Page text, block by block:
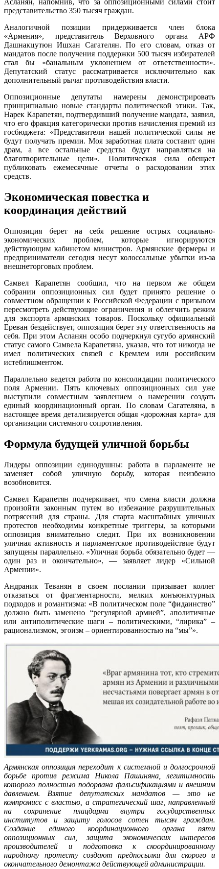
Асланян, напомнив, что за оппозиционными силами стоит
представительство 350 тысяч граждан.
Аналогичной позиции придерживается член блока
«Армения», представитель Верховного органа АРФ
Дашнакцутюн Ишхан Сагателян. По его словам, отказ от
мандатов после получения поддержки 500 тысяч избирателей
стал бы «банальным уклонением от ответственности».
Депутатский статус рассматривается исключительно как
дополнительный рычаг противодействия власти.
Оппозиционные депутаты намерены демонстрировать
принципиально новые стандарты политической этики. Так,
Нарек Карапетян, подтвердивший получение мандата, заявил,
что его фракция категорически против начисления премий из
госбюджета: «Представители нашей политической силы не
будут получать премии. Моя заработная плата составит один
драм, а все остальные средства будут направляться на
благотворительные цели». Политическая сила обещает
публиковать ежемесячные отчеты о расходовании этих
средств.
Экономическая повестка и
координация действий
Оппозиция берет на себя решение острых социально-
экономических проблем, которые игнорируются
действующим кабинетом министров. Армянские фермеры и
предприниматели сегодня несут колоссальные убытки из-за
внешнеторговых проблем.
Самвел Карапетян сообщил, что на первом же общем
собрании оппозиционных сил будет принято решение о
совместном обращении к Российской Федерации с призывом
пересмотреть действующие ограничения и облегчить режим
для экспорта армянских товаров. Поскольку официальный
Ереван бездействует, оппозиция берет эту ответственность на
себя. При этом Асланян особо подчеркнул сугубо армянский
статус самого Самвела Карапетяна, указав, что тот никогда не
имел политических связей с Кремлем или российским
истеблишментом.
Параллельно ведется работа по консолидации политического
поля Армении. Пять ключевых оппозиционных сил уже
выступили совместным заявлением о намерении создать
единый координационный орган. По словам Сагателяна, в
настоящее время детализируется общая «дорожная карта» для
организации системного сопротивления.
Формула будущей уличной борьбы
Лидеры оппозиции единодушны: работа в парламенте не
заменяет собой уличную борьбу, которая неизбежно
возобновится.
Самвел Карапетян подчеркивает, что смена власти должна
произойти законным путем во избежание разрушительных
потрясений для страны. Для старта масштабных уличных
протестов необходимы конкретные триггеры, за которыми
оппозиция внимательно следит. При их возникновении
уличная активность и парламентское противодействие будут
запущены параллельно. «Уличная борьба обязательно будет —
один раз и окончательно», — заявляет лидер «Сильной
Армении».
Андраник Теванян в своем послании призывает коллег
отказаться от фрагментарности, мелких конъюнктурных
подходов и романтизма: «В политическом поле “фидаинство”
должно быть заменено “регулярной армией”, аполитичные
или антиполитические шаги – политическими, “лирика” –
рационализмом, эгоизм – ориентированностью на “мы”».
Армянская оппозиция переходит к системной и долгосрочной
борьбе против режима Никола Пашиняна, легитимность
которого полностью подорвана фальсификациями и внешним
давлением. Взятие депутатских мандатов — это не
компромисс с властью, а стратегический шаг, направленный
на сохранение плацдарма внутри государственных
институтов и защиту голосов сотен тысяч граждан.
Создание единого координационного органа пяти
оппозиционных сил, защита экономических интересов
производителей и подготовка к скоординированному
народному протесту создают предпосылки для скорого и
окончательного демонтажа действующей администрации.